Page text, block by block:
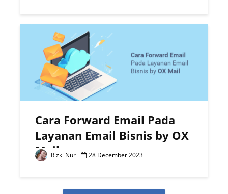
Cara Forward Email Pada
Layanan Email Bisnis by OX
MailRizki Nur 28 December 2023